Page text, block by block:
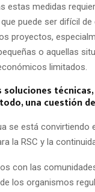
estas medidas
puede ser difícil
proyectos,
o aquellas
limitados.
soluciones
una cuestión
se está convirtiendo
la RSC y la
con las
los organismos